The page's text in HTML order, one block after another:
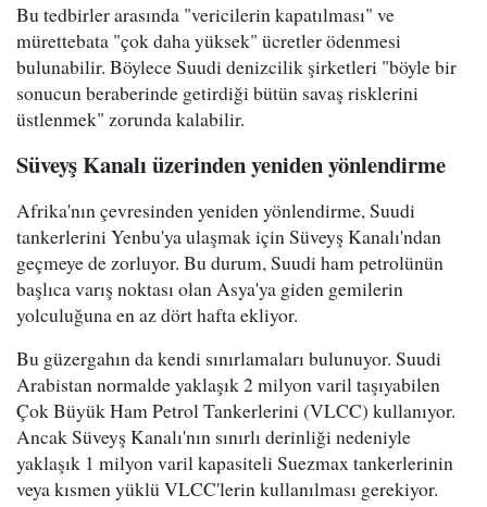
Bu tedbirler arasında "vericilerin kapatılması" ve
mürettebata "çok daha yüksek" ücretler ödenmesi
bulunabilir. Böylece Suudi denizcilik şirketleri "böyle bir
sonucun beraberinde getirdiği bütün savaş risklerini
üstlenmek" zorunda kalabilir.
Süveyş Kanalı üzerinden yeniden yönlendirme
Afrika'nın çevresinden yeniden yönlendirme, Suudi
tankerlerini Yenbu'ya ulaşmak için Süveyş Kanalı'ndan
geçmeye de zorluyor. Bu durum, Suudi ham petrolünün
başlıca varış noktası olan Asya'ya giden gemilerin
yolculuğuna en az dört hafta ekliyor.
Bu güzergahın da kendi sınırlamaları bulunuyor. Suudi
Arabistan normalde yaklaşık 2 milyon varil taşıyabilen
Çok Büyük Ham Petrol Tankerlerini (VLCC) kullanıyor.
Ancak Süveyş Kanalı'nın sınırlı derinliği nedeniyle
yaklaşık 1 milyon varil kapasiteli Suezmax tankerlerinin
veya kısmen yüklü VLCC'lerin kullanılması gerekiyor.